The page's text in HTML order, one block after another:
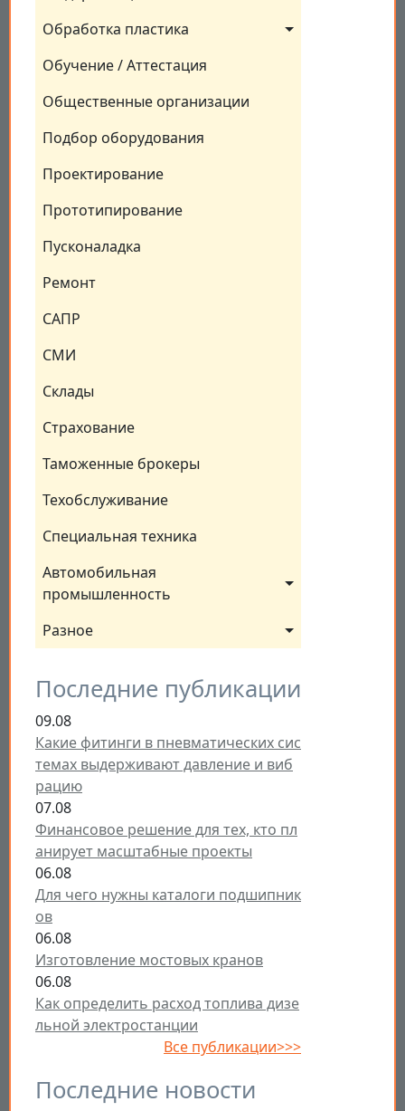
Обработка пластика
Обучение / Аттестация
Общественные организации
Подбор оборудования
Проектирование
Прототипирование
Пусконаладка
Ремонт
САПР
СМИ
Склады
Страхование
Таможенные брокеры
Техобслуживание
Специальная техника
Автомобильная
промышленность
Разное
Последние публикации
09.08
Какие фитинги в пневматических сис
темах выдерживают давление и виб
рацию
07.08
Финансовое решение для тех, кто пл
анирует масштабные проекты
06.08
Для чего нужны каталоги подшипник
ов
06.08
Изготовление мостовых кранов
06.08
Как определить расход топлива дизе
льной электростанции
Все публикации>>>
Последние новости